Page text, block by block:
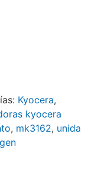
Kyocera,
kyocera
, mk3162, unida